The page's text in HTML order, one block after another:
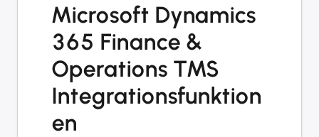
Microsoft Dynamics
365 Finance &
Operations TMS
Integrationsfunktion
en